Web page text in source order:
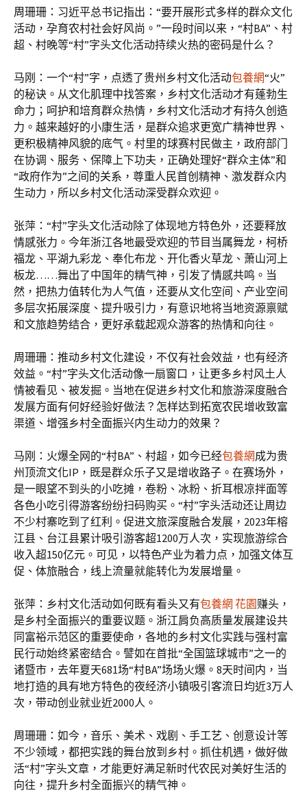
周珊珊：习近平总书记指出：“要开展形式多样的群众文化
活动，孕育农村社会好风尚。”一段时间以来，“村BA”、村
超、村晚等“村”字头文化活动持续火热的密码是什么？
马刚：一个“村”字，点透了贵州乡村文化活动包養網“火”
的秘诀。从文化肌理中找答案，乡村文化活动才有蓬勃生
命力；呵护和培育群众热情，乡村文化活动才有持久创造
力。越来越好的小康生活，是群众追求更宽广精神世界、
更积极精神风貌的底气。村里的球赛村民做主，政府部门
在协调、服务、保障上下功夫，正确处理好“群众主体”和
“政府作为”之间的关系，尊重人民首创精神、激发群众内
生动力，所以乡村文化活动深受群众欢迎。
张萍：“村”字头文化活动除了体现地方特色外，还要释放
情感张力。今年浙江各地最受欢迎的节目当属舞龙，柯桥
福龙、平湖九彩龙、奉化布龙、开化香火草龙、萧山河上
板龙……舞出了中国年的精气神，引发了情感共鸣。当
然，把热力值转化为人气值，还要从文化空间、产业空间
多层次拓展深度、提升吸引力，有意识地将当地资源禀赋
和文旅趋势结合，更好承载起观众游客的热情和向往。
周珊珊：推动乡村文化建设，不仅有社会效益，也有经济
效益。“村”字头文化活动像一扇窗口，让更多乡村风土人
情被看见、被发掘。当地在促进乡村文化和旅游深度融合
发展方面有何好经验好做法？怎样达到拓宽农民增收致富
渠道、增强乡村全面振兴内生动力的效果？
马刚：火爆全网的“村BA”、村超，如今已经包養網成为贵
州顶流文化IP，既是群众乐子又是增收路子。在赛场外，
是一眼望不到头的小吃摊，卷粉、冰粉、折耳根凉拌面等
各色小吃引得游客纷纷扫码购买。“村”字头活动还让周边
不少村寨吃到了红利。促进文旅深度融合发展，2023年榕
江县、台江县累计吸引游客超1200万人次，实现旅游综合
收入超150亿元。可见，以特色产业为着力点，加强文体互
促、体旅融合，线上流量就能转化为发展增量。
张萍：乡村文化活动如何既有看头又有包養網 花園赚头，
是乡村全面振兴的重要议题。浙江肩负高质量发展建设共
同富裕示范区的重要使命，各地的乡村文化实践与强村富
民行动始终紧密结合。譬如在首批“全国篮球城市”之一的
诸暨市，去年夏天681场“村BA”场场火爆。8天时间内，当
地打造的具有地方特色的夜经济小镇吸引客流日均近3万人
次，带动创业就业近2000人。
周珊珊：如今，音乐、美术、戏剧、手工艺、创意设计等
不少领域，都把实践的舞台放到乡村。抓住机遇，做好做
活“村”字头文章，才能更好满足新时代农民对美好生活的
向往，提升乡村全面振兴的精气神。